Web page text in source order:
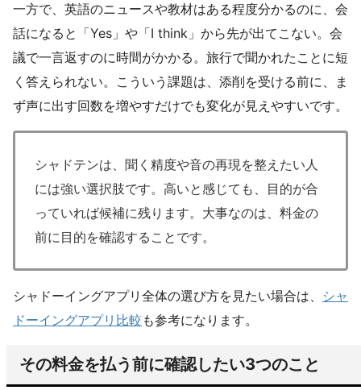
一方で、英語のニュースや教材はある程度分かるのに、会
話になると「Yes」や「I think」から先が出てこない。会
議で一言返すのに時間がかかる。旅行で聞かれたことに短
く答えられない。こういう課題は、添削を受ける前に、ま
ず声に出す回数を増やすだけでも変化が見えやすいです。
シャドテンは、聞く精度や音の再現を整えたい人
には強い選択肢です。高いと感じても、目的が合
っていれば候補に残ります。大事なのは、料金の
前に目的を確認することです。
シャドーイングアプリ全体の選び方を見たい場合は、 シャ
ドーイングアプリ比較 も参考になります。
その料金を払う前に確認したい3つのこと